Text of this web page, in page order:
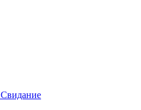
Свидание